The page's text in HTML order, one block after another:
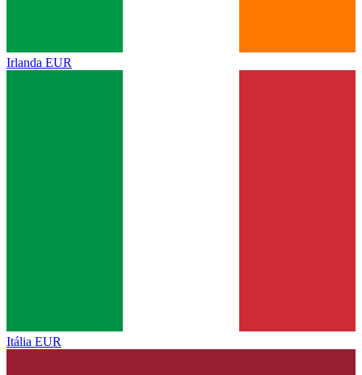
Irlanda EUR
Itália EUR